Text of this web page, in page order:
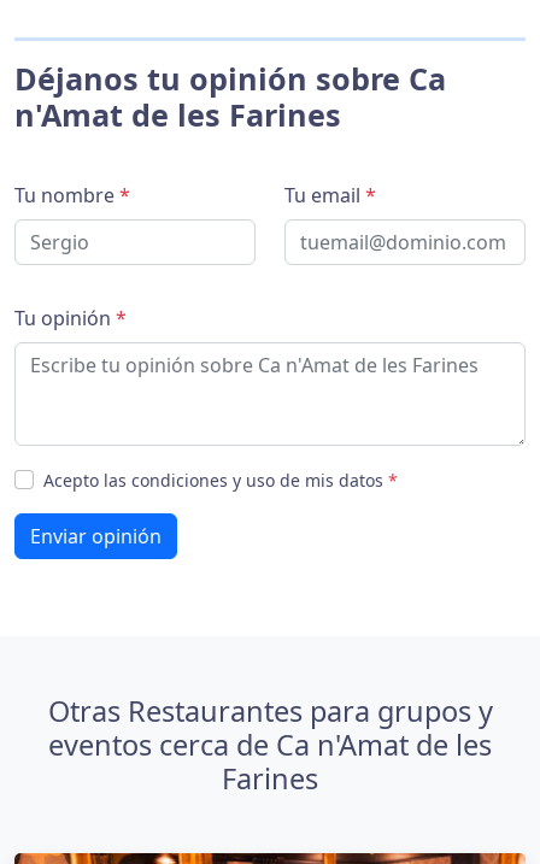
Déjanos tu opinión sobre Ca
n'Amat de les Farines
Tu nombre* Tu email *
Tu opinión *
Acepto las condiciones y uso de mis datos *
Enviar opinión
Otras Restaurantes para grupos y
eventos cerca de Ca n'Amat de les
Farines